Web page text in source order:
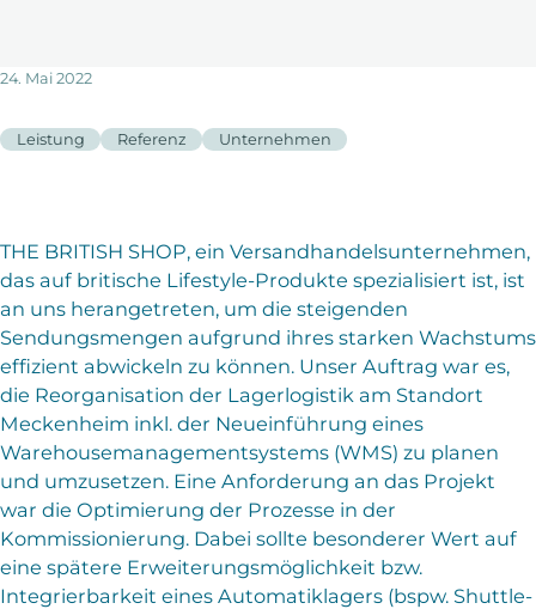
24. Mai 2022
Leistung Referenz Unternehmen
THE BRITISH SHOP, ein Versandhandelsunternehmen,
das auf britische Lifestyle-Produkte spezialisiert ist, ist
an uns herangetreten, um die steigenden
Sendungsmengen aufgrund ihres starken Wachstums
effizient abwickeln zu können. Unser Auftrag war es,
die Reorganisation der Lagerlogistik am Standort
Meckenheim inkl. der Neueinführung eines
Warehousemanagementsystems (WMS) zu planen
und umzusetzen. Eine Anforderung an das Projekt
war die Optimierung der Prozesse in der
Kommissionierung. Dabei sollte besonderer Wert auf
eine spätere Erweiterungsmöglichkeit bzw.
Integrierbarkeit eines Automatiklagers (bspw. Shuttle-